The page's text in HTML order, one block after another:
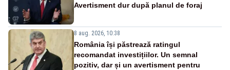
Avertisment dur după planul de foraj
8 aug. 2026, 10:38
România își păstrează ratingul
recomandat investițiilor. Un semnal
pozitiv, dar și un avertisment pentru